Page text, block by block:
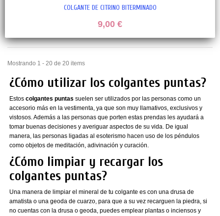
COLGANTE DE CITRINO BITERMINADO
9,00 €
Mostrando 1 - 20 de 20 items
¿Cómo utilizar los colgantes puntas?
Estos colgantes puntas suelen ser utilizados por las personas como un
accesorio más en la vestimenta, ya que son muy llamativos, exclusivos y
vistosos. Además a las personas que porten estas prendas les ayudará a
tomar buenas decisiones y averiguar aspectos de su vida. De igual
manera, las personas ligadas al esoterismo hacen uso de los péndulos
como objetos de meditación, adivinación y curación.
¿Cómo limpiar y recargar los
colgantes puntas?
Una manera de limpiar el mineral de tu colgante es con una drusa de
amatista o una geoda de cuarzo, para que a su vez recarguen la piedra, si
no cuentas con la drusa o geoda, puedes emplear plantas o inciensos y